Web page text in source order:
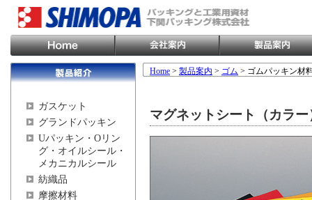
ガスケット
グランドパッキン
Uパッキン・Oリン
グ・オイルシール・
メカニカルシール
紡織品
摩擦材料
Home > 製品案内 > ゴム > ゴムパッキン材
マグネットシート（カラー